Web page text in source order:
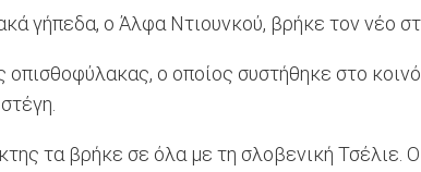
γήπεδα, ο Άλφα Ντιουνκού, βρήκε τον νέο
ο οποίος συστήθηκε στο
τα βρήκε σε όλα με τη σλοβενική Τσέλιε.